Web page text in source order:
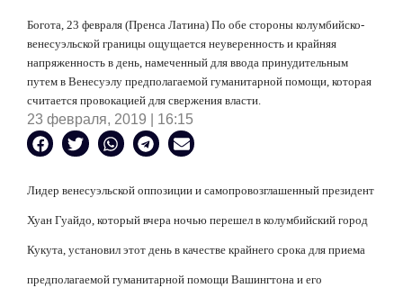
Богота, 23 февраля (Пренса Латина) По обе стороны колумбийско-
венесуэльской границы ощущается неуверенность и крайняя
напряженность в день, намеченный для ввода принудительным
путем в Венесуэлу предполагаемой гуманитарной помощи, которая
считается провокацией для свержения власти.
23 февраля, 2019 | 16:15
Лидер венесуэльской оппозиции и самопровозглашенный президент
Хуан Гуайдо, который вчера ночью перешел в колумбийский город
Кукута, установил этот день в качестве крайнего срока для приема
предполагаемой гуманитарной помощи Вашингтона и его